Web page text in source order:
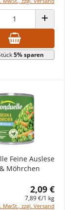
VERRINGERN ANZAHL
5% sparen
Feine Auslese
Möhrchen
2,09 €
7,89 €/1 kg
MwSt., zzgl. Versand